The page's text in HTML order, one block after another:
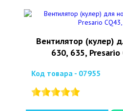
Вентилятор (кулер)
630, 635, Presario
Код товара - 07955